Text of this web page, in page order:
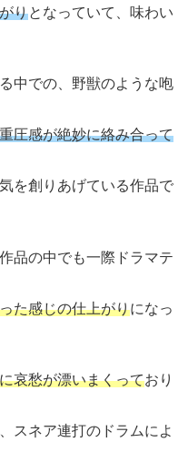
りとなっていて、味わい
中での、野獣のような咆
圧感が絶妙に絡み合って
を創りあげている作品で
品の中でも一際ドラマテ
た感じの仕上がりになっ
哀愁が漂いまくっており
スネア連打のドラムによ